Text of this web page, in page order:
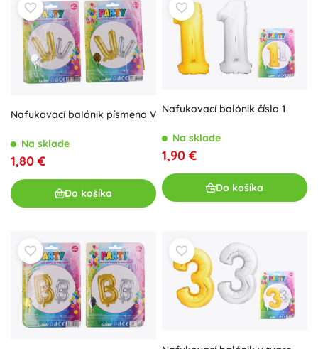
Nafukovací balónik písmeno V
Na sklade
1,80 €
Do košíka
Nafukovací balónik číslo 1
Na sklade
1,90 €
Do košíka